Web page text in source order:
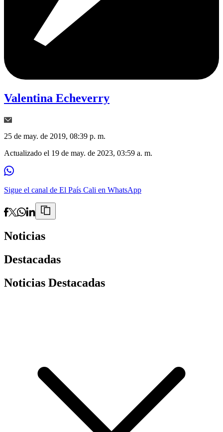
Valentina Echeverry
25 de may. de 2019, 08:39 p. m.
Actualizado el 19 de may. de 2023, 03:59 a. m.
Sigue el canal de El País Cali en WhatsApp
Noticias
Destacadas
Noticias Destacadas